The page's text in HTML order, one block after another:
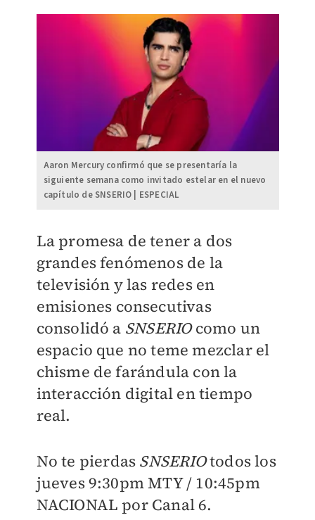
Aaron Mercury confirmó que se presentaría la
siguiente semana como invitado estelar en el nuevo
capítulo de SNSERIO | ESPECIAL
La promesa de tener a dos
grandes fenómenos de la
televisión y las redes en
emisiones consecutivas
consolidó a SNSERIOcomo un
espacio que no teme mezclar el
chisme de farándula con la
interacción digital en tiempo
real.
No te pierdas SNSERIOtodos los
jueves 9:30pm MTY / 10:45pm
NACIONAL por Canal 6.